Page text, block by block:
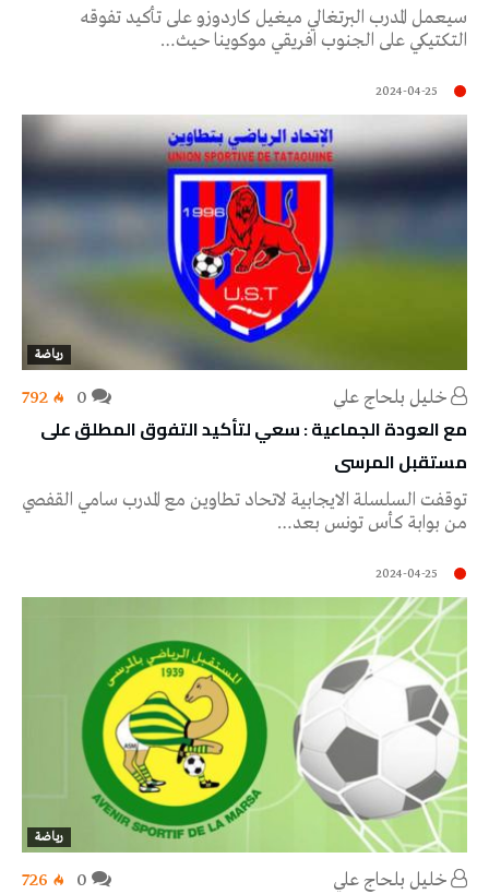
سيعمل المدرب البرتغالي ميغيل كاردوزو على تأكيد تفوقه
التكتيكي على الجنوب افريقي موكوينا حيث…
2024-04-25
رياضة
خليل‭ ‬بلحاج‭ ‬علي 792
مع العودة الجماعية : سعي لتأكيد التفوق المطلق على
مستقبل المرسى
توقفت السلسلة الايجابية لاتحاد تطاوين مع المدرب سامي القفصي
من بوابة كأس تونس بعد…
2024-04-25
رياضة
خليل‭ ‬بلحاج‭ ‬علي 726